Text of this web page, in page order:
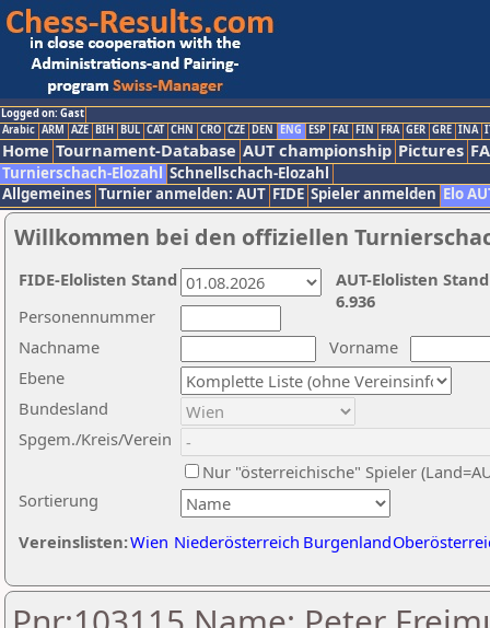
Logged on: Gast
Arabic ARM AZE BIH BUL CAT CHN CRO CZE DEN ENG ESP FAI FIN FRA GER GRE INA
Home Tournament-Database AUT championship Pictures
Turnierschach-Elozahl Schnellschach-Elozahl
Allgemeines Turnier anmelden: AUT FIDE Spieler anmelden Elo
Willkommen bei den offiziellen
Nachname
Vorname
Ebene
Sortierung
Personennummer
Bundesland
Spgem./Kreis/Verein
Nur "österreichische" Spieler
Vereinslisten:Wien Niederösterreich Burgenland
AUT-Elolisten
6.936
FIDE-Elolisten Stand